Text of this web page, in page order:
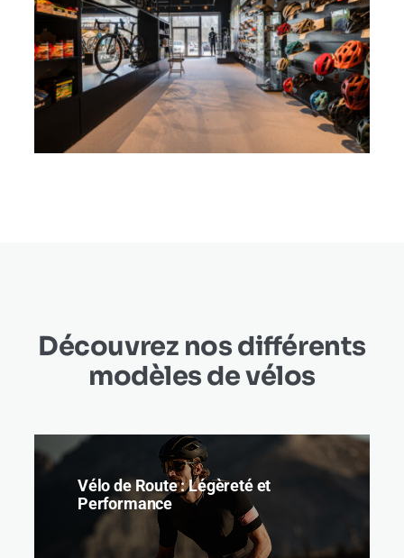
Découvrez nos différents
modèles de vélos
Vélo de Route : Légèreté et
Performance